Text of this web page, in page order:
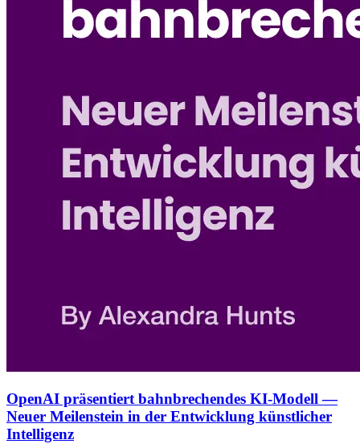
OpenAI präsentiert bahnbrechendes KI-Modell —
Neuer Meilenstein in der Entwicklung künstlicher
Intelligenz